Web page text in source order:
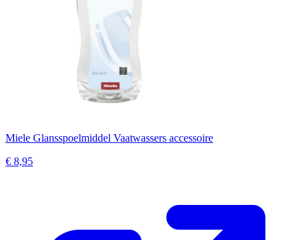
Miele Glansspoelmiddel Vaatwassers accessoire
€ 8,95